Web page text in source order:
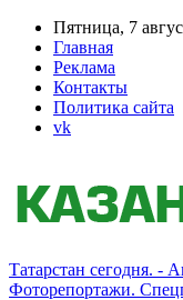
Пятница, 7
Главная
Реклама
Контакты
Политика сайта
vk
Татарстан сегодня. -
Фоторепортажи.